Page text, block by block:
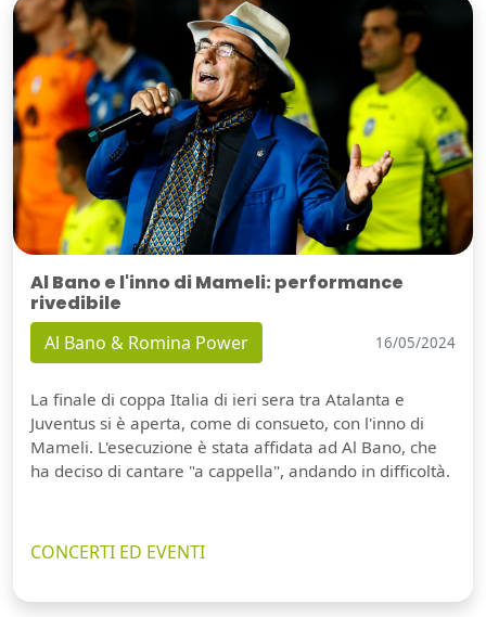
Al Bano e l'inno di Mameli: performance
rivedibile
Al Bano & Romina Power 16/05/2024
La finale di coppa Italia di ieri sera tra Atalanta e
Juventus si è aperta, come di consueto, con l'inno di
Mameli. L'esecuzione è stata affidata ad Al Bano, che
ha deciso di cantare "a cappella", andando in difficoltà.
CONCERTI ED EVENTI